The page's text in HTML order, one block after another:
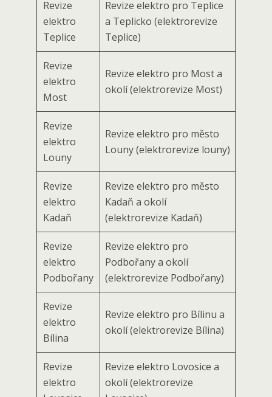
Revize
elektro
Teplice
Revize elektro pro Teplice
a Teplicko (elektrorevize
Teplice)
Revize
elektro
Most
Revize elektro pro Most a
okolí (elektrorevize Most)
Revize
elektro
Louny
Revize elektro pro město
Louny (elektrorevize louny)
Revize
elektro
Kadaň
Revize elektro pro město
Kadaň a okolí
(elektrorevize Kadaň)
Revize
elektro
Podbořany
Revize elektro pro
Podbořany a okolí
(elektrorevize Podbořany)
Revize
elektro
Bílina
Revize elektro pro Bílinu a
okolí (elektrorevize Bílina)
Revize
elektro
Revize elektro Lovosice a
okolí (elektrorevize